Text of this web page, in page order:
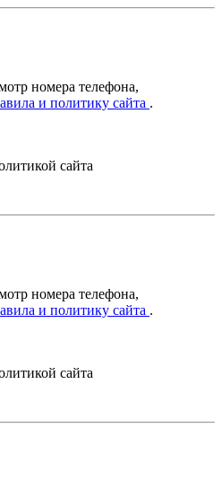
номера телефона,
и политику сайта .
сайта
номера телефона,
и политику сайта .
сайта